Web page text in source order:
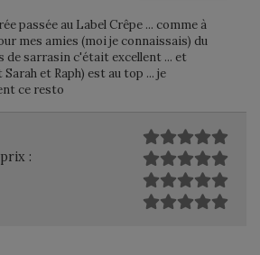
passée au Label Crêpe ... comme à
mes amies (moi je connaissais) du
de sarrasin c'était excellent ... et
et Raph) est au top ... je
ce resto
: